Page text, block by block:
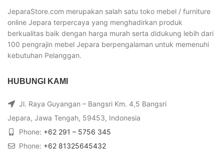
JeparaStore.com merupakan salah satu toko mebel / furniture
online Jepara terpercaya yang menghadirkan produk
berkualitas baik dengan harga murah serta didukung lebih dari
100 pengrajin mebel Jepara berpengalaman untuk memenuhi
kebutuhan Pelanggan.
HUBUNGI KAMI
Jl. Raya Guyangan – Bangsri Km. 4,5 Bangsri
Jepara, Jawa Tengah, 59453, Indonesia
Phone: +62 291 – 5756 345
Phone: +62 81325645432